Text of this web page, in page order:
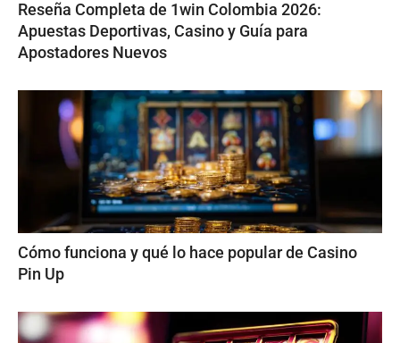
Reseña Completa de 1win Colombia 2026:
Apuestas Deportivas, Casino y Guía para
Apostadores Nuevos
Cómo funciona y qué lo hace popular de Casino
Pin Up